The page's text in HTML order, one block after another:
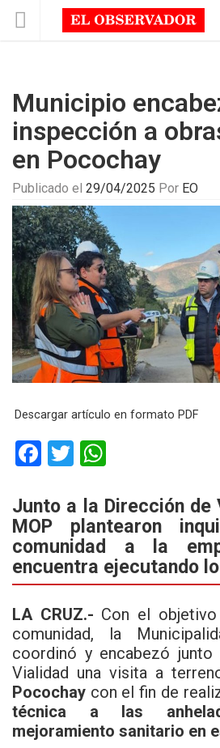
Municipio
inspección a
en Pocochay
Publicado el 29/04/2025 Por EO
Descargar artículo en formato PDF
F
ce
b
o
o
k
T
tt
er
at
s
A
p
p
Junto a la Dirección de
MOP plantearon
comunidad a la
encuentra ejecutando
LA CRUZ.- Con el
comunidad, la
coordinó y encabezó
Vialidad una visita a
Pocochay con el fin de
técnica a las
mejoramiento sanitario en